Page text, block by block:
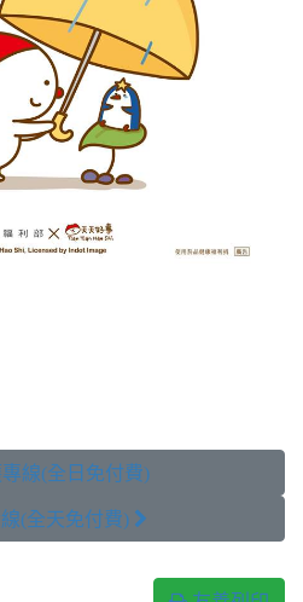
線(全日免付費)
線(全天免付費) 